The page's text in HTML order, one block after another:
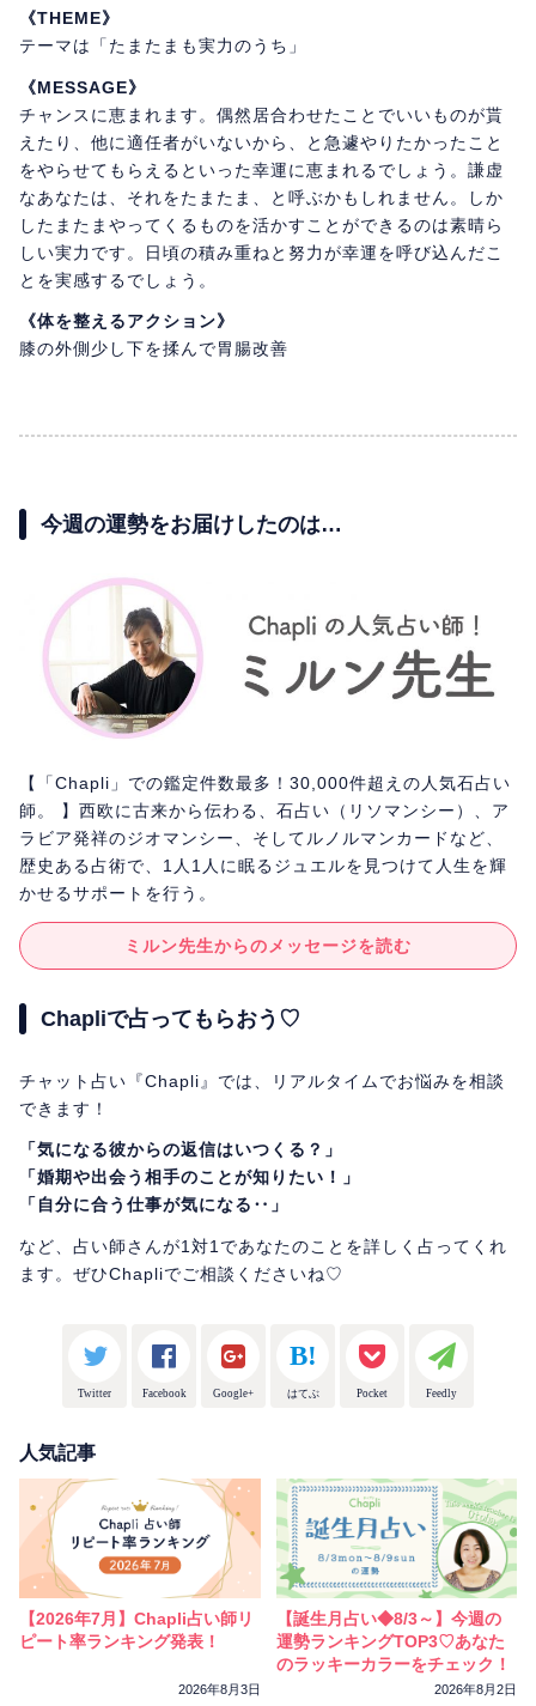
《THEME》
テーマは「たまたまも実力のうち」
《MESSAGE》
チャンスに恵まれます。偶然居合わせたことでいいものが貰
えたり、他に適任者がいないから、と急遽やりたかったこと
をやらせてもらえるといった幸運に恵まれるでしょう。謙虚
なあなたは、それをたまたま、と呼ぶかもしれません。しか
したまたまやってくるものを活かすことができるのは素晴ら
しい実力です。日頃の積み重ねと努力が幸運を呼び込んだこ
とを実感するでしょう。
《体を整えるアクション》
膝の外側少し下を揉んで胃腸改善
今週の運勢をお届けしたのは…
【「Chapli」での鑑定件数最多！30,000件超えの人気石占い
師。 】西欧に古来から伝わる、石占い（リソマンシー）、ア
ラビア発祥のジオマンシー、そしてルノルマンカードなど、
歴史ある占術で、1人1人に眠るジュエルを見つけて人生を輝
かせるサポートを行う。
ミルン先生からのメッセージを読む
Chapliで占ってもらおう♡
チャット占い『Chapli』では、リアルタイムでお悩みを相談
できます！
「気になる彼からの返信はいつくる？」
「婚期や出会う相手のことが知りたい！」
「自分に合う仕事が気になる‥」
など、占い師さんが1対1であなたのことを詳しく占ってくれ
ます。ぜひChapliでご相談くださいね♡
Twitter Facebook Google+ はてぶ Pocket Feedly
人気記事
【2026年7月】Chapli占い師リ
ピート率ランキング発表！
2026年8月3日
【誕生月占い◆8/3～】今週の
運勢ランキングTOP3♡あなた
のラッキーカラーをチェック！
2026年8月2日